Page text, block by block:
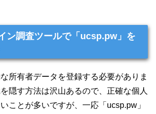
ン調査ツールで「ucsp.pw」を
所有者データを登録する必要がありま
隠す方法は沢山あるので、正確な個人
ことが多いですが、一応「ucsp.pw」